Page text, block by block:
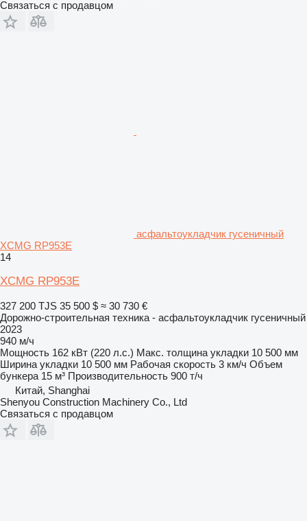
Связаться с продавцом
асфальтоукладчик гусеничный
XCMG RP953E
14
XCMG RP953E
327 200 TJS 35 500 $ ≈ 30 730 €
Дорожно-строительная техника - асфальтоукладчик гусеничный
2023
940 м/ч
Мощность 162 кВт (220 л.с.) Макс. толщина укладки 10 500 мм
Ширина укладки 10 500 мм Рабочая скорость 3 км/ч Объем
бункера 15 м³ Производительность 900 т/ч
Китай, Shanghai
Shenyou Construction Machinery Co., Ltd
Связаться с продавцом